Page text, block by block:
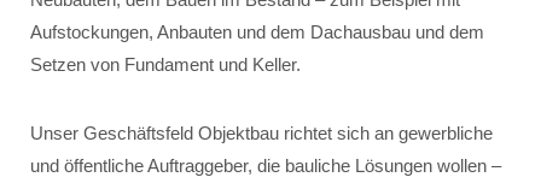
Aufstockungen, Anbauten und dem Dachausbau und dem
Setzen von Fundament und Keller.
Unser Geschäftsfeld Objektbau richtet sich an gewerbliche
und öffentliche Auftraggeber, die bauliche Lösungen wollen –